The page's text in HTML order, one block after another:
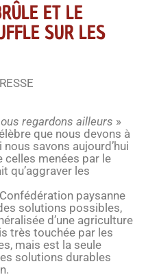
ET LE
SUR LES
regardons ailleurs »
que nous devons à
savons aujourd’hui
celles menées par le
qu’aggraver les
paysanne
solutions possibles,
d’une agriculture
très touchée par les
mais est la seule
solutions durables